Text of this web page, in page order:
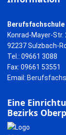
Konrad-Mayer-Str.
92237 Sulzbach-
Tel.: 09661 3088
Fax: 09661 53551
Email:
Eine
Bezirks